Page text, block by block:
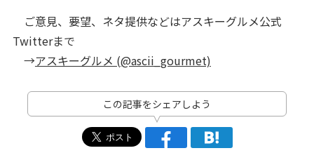
ご意見、要望、ネタ提供などはアスキーグルメ公式
Twitterまで
→アスキーグルメ (@ascii_gourmet)
この記事をシェアしよう